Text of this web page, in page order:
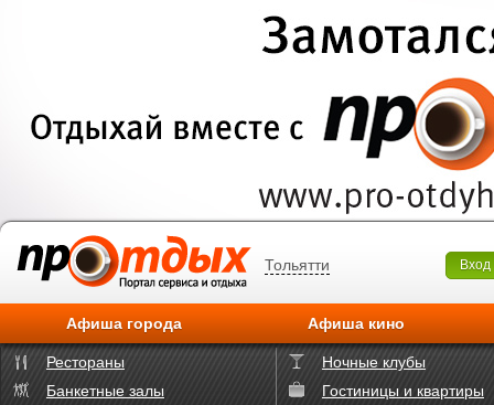
Тольятти Вход
Афиша города Афиша кино
Рестораны
Ночные клубы
Банкетные залы
Гостиницы и квартиры